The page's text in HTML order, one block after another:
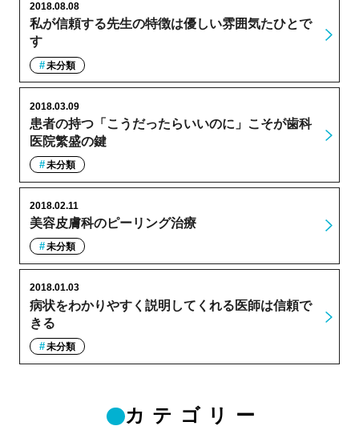
私が信頼する先生の特徴は優しい雰囲気たひとで
す
2018.08.08
未分類
患者の持つ「こうだったらいいのに」こそが歯科
医院繁盛の鍵
2018.03.09
未分類
美容皮膚科のピーリング治療
2018.02.11
未分類
病状をわかりやすく説明してくれる医師は信頼で
きる
2018.01.03
未分類
カテゴリー